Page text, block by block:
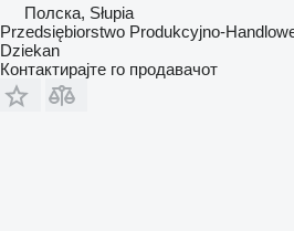
Полска, Słupia
Przedsiębiorstwo Produkcyjno-
Dziekan
Контактирајте го продавачот